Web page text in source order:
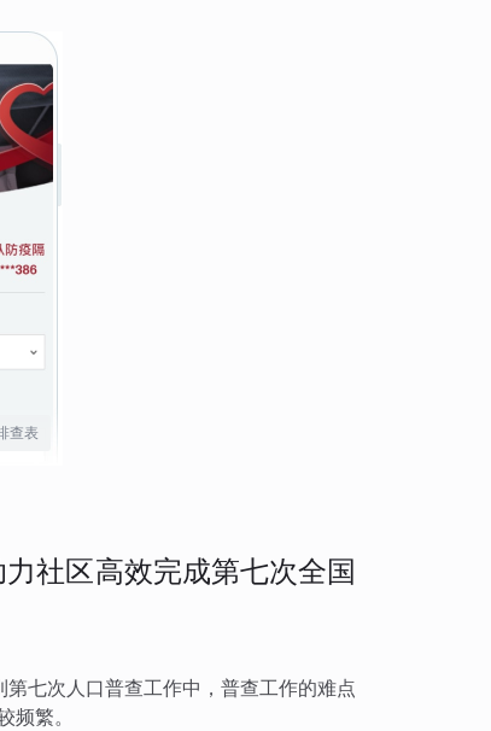
查表
社区高效完成第七次全国
七次人口普查工作中，普查工作的难点
繁。